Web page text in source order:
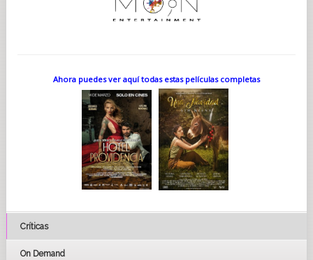
Ahora puedes ver aquí todas estas películas completas
Críticas
On Demand